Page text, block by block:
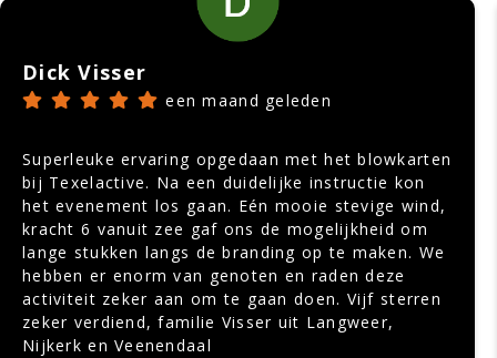
Dick Visser
een maand geleden
Superleuke ervaring opgedaan met het blowkarten
bij Texelactive. Na een duidelijke instructie kon
het evenement los gaan. Eén mooie stevige wind,
kracht 6 vanuit zee gaf ons de mogelijkheid om
lange stukken langs de branding op te maken. We
hebben er enorm van genoten en raden deze
activiteit zeker aan om te gaan doen. Vijf sterren
zeker verdiend, familie Visser uit Langweer,
Nijkerk en Veenendaal